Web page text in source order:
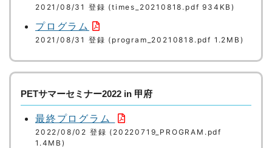
2021/08/31 登録 (times_20210818.pdf 934KB)
プログラム
2021/08/31 登録 (program_20210818.pdf 1.2MB)
PETサマーセミナー2022 in 甲府
最終プログラム
2022/08/02 登録 (20220719_PROGRAM.pdf
1.4MB)